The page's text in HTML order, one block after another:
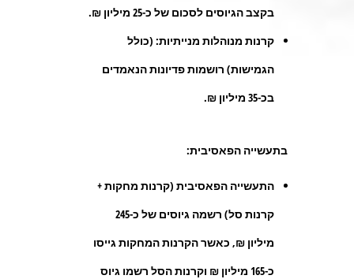
בקצב הגיוסים לסכום של כ-25 מיליון ₪.
קרנות מנוהלות מנייתיות: (כולל
הגמישות) רושמות פדיונות הנאמדים
בכ-35 מיליון ₪.
בתעשייה הפאסיבית:
התעשייה הפאסיבית (קרנות מחקות +
קרנות סל) רשמה גיוסים של כ-245
מיליון ₪, כאשר הקרנות המחקות גייסו
כ-165 מיליון ₪ וקרנות הסל רשמו גיוס